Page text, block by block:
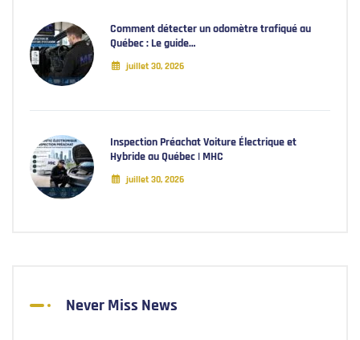
Comment détecter un odomètre trafiqué au
Québec : Le guide…
juillet 30, 2026
Inspection Préachat Voiture Électrique et
Hybride au Québec | MHC
juillet 30, 2026
Never Miss News